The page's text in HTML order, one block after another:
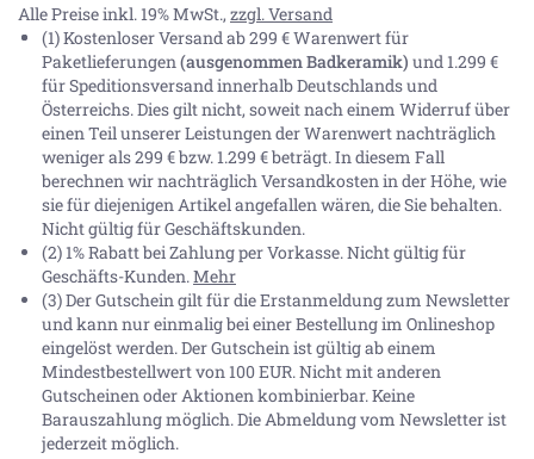
Alle Preise inkl. 19% MwSt., zzgl. Versand
(1) Kostenloser Versand ab 299 € Warenwert für
Paketlieferungen(ausgenommen Badkeramik) und 1.299 €
für Speditionsversand innerhalb Deutschlands und
Österreichs. Dies gilt nicht, soweit nach einem Widerruf über
einen Teil unserer Leistungen der Warenwert nachträglich
weniger als 299 € bzw. 1.299 € beträgt. In diesem Fall
berechnen wir nachträglich Versandkosten in der Höhe, wie
sie für diejenigen Artikel angefallen wären, die Sie behalten.
Nicht gültig für Geschäftskunden.
(2) 1% Rabatt bei Zahlung per Vorkasse. Nicht gültig für
Geschäfts-Kunden.Mehr
(3) Der Gutschein gilt für die Erstanmeldung zum Newsletter
und kann nur einmalig bei einer Bestellung im Onlineshop
eingelöst werden. Der Gutschein ist gültig ab einem
Mindestbestellwert von 100 EUR. Nicht mit anderen
Gutscheinen oder Aktionen kombinierbar. Keine
Barauszahlung möglich. Die Abmeldung vom Newsletter ist
jederzeit möglich.